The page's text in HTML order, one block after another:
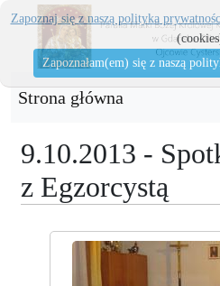
Strona główna
9.10.2013 -
z Egzorcystą
Zapoznaj się z naszą polityka
Zapoznałam(em) się z naszą